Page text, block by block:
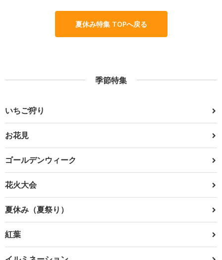
夏休み特集 TOPへ戻る
季節特集
いちご狩り
お花見
ゴールデンウィーク
花火大会
夏休み（夏祭り）
紅葉